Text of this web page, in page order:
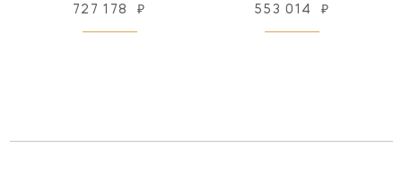
727 178 ₽ 553 014 ₽